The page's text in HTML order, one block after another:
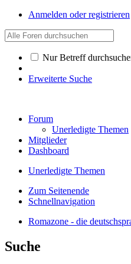
Anmelden oder registrieren
Nur Betreff
Erweiterte Suche
Forum
Unerledigte Themen
Mitglieder
Dashboard
Unerledigte Themen
Zum Seitenende
Schnellnavigation
Romazone - die
Suche